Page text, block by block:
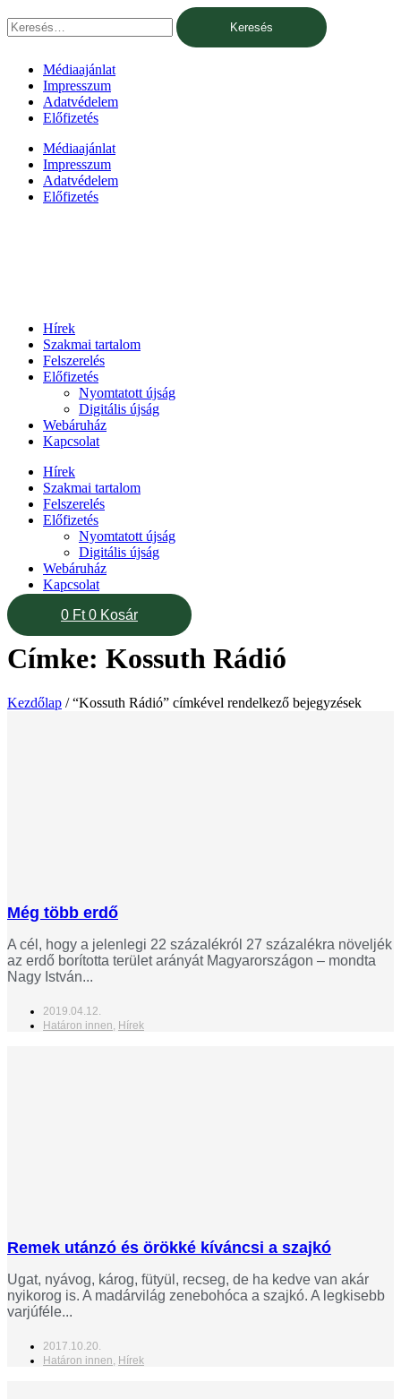
a
Médiaajánlat
Impresszum
Adatvédelem
Előfizetés
Médiaajánlat
Impresszum
Adatvédelem
Előfizetés
Hírek
Szakmai tartalom
Felszerelés
Előfizetés
Nyomtatott újság
Digitális újság
Webáruház
Kapcsolat
Hírek
Szakmai tartalom
Felszerelés
Előfizetés
Nyomtatott újság
Digitális újság
Webáruház
Kapcsolat
0 Ft 0 Kosár
Címke: Kossuth Rádió
Kezdőlap / “Kossuth Rádió” címkével rendelkező bejegyzések
Még több erdő
A cél, hogy a jelenlegi 22 százalékról 27 százalékra növeljék
az erdő borította terület arányát Magyarországon – mondta
Nagy István...
2019.04.12.
Határon innen, Hírek
Remek utánzó és örökké kíváncsi a szajkó
Ugat, nyávog, károg, fütyül, recseg, de ha kedve van akár
nyikorog is. A madárvilág zenebohóca a szajkó. A legkisebb
varjúféle...
2017.10.20.
Határon innen Hírek